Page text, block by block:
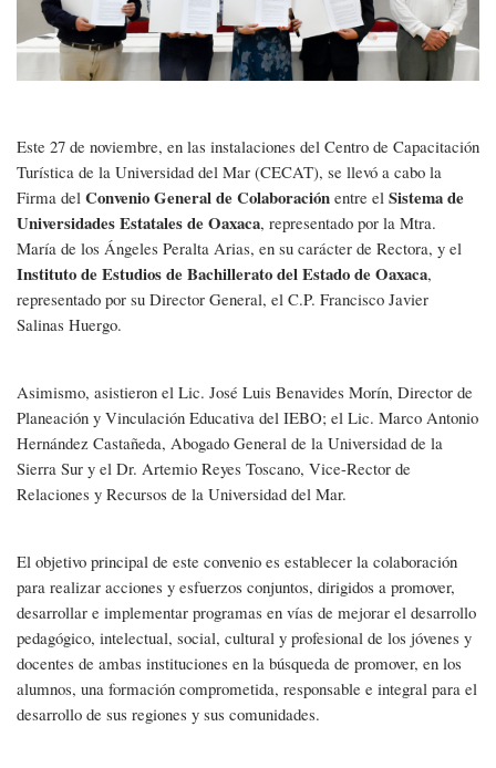
Este 27 de noviembre, en las instalaciones del Centro de Capacitación
Turística de la Universidad del Mar (CECAT), se llevó a cabo la
Firma del Convenio General de Colaboración entre el Sistema de
Universidades Estatales de Oaxaca, representado por la Mtra.
María de los Ángeles Peralta Arias, en su carácter de Rectora, y el
Instituto de Estudios de Bachillerato del Estado de Oaxaca,
representado por su Director General, el C.P. Francisco Javier
Salinas Huergo.
Asimismo, asistieron el Lic. José Luis Benavides Morín, Director de
Planeación y Vinculación Educativa del IEBO; el Lic. Marco Antonio
Hernández Castañeda, Abogado General de la Universidad de la
Sierra Sur y el Dr. Artemio Reyes Toscano, Vice-Rector de
Relaciones y Recursos de la Universidad del Mar.
El objetivo principal de este convenio es establecer la colaboración
para realizar acciones y esfuerzos conjuntos, dirigidos a promover,
desarrollar e implementar programas en vías de mejorar el desarrollo
pedagógico, intelectual, social, cultural y profesional de los jóvenes y
docentes de ambas instituciones en la búsqueda de promover, en los
alumnos, una formación comprometida, responsable e integral para el
desarrollo de sus regiones y sus comunidades.